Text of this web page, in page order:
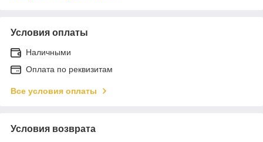
Условия оплаты
Наличными
Оплата по реквизитам
Все условия оплаты
Условия возврата